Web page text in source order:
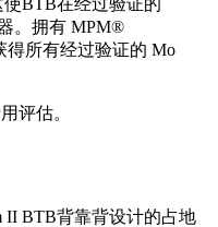
。拥有 MPM®
得所有经过验证的 Mo
评估。
II BTB背靠背设计的占地